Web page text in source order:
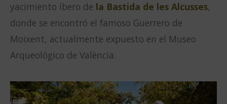
yacimiento íbero de la Bastida de les Alcusses,
donde se encontró el famoso Guerrero de
Moixent, actualmente expuesto en el Museo
Arqueológico de València.